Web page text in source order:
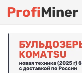
ProfiMiner